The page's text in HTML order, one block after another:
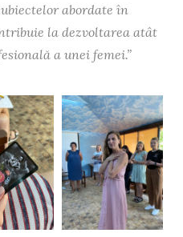
abordate în
la dezvoltarea atât
a unei femei.”